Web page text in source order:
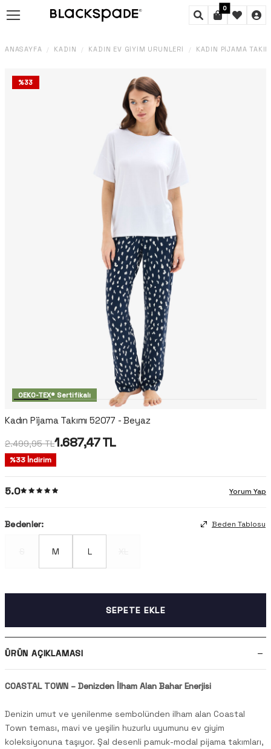
0
ANASAYFA / KADIN / KADIN EV GIYIM ÜRÜNLERI / KADIN PIJAMA
%33
OEKO-TEX® Sertifikalı
Kadın Pijama Takımı 52077 - Beyaz
2.499,95TL1.687,47TL
%33İndirim
5.0 Yorum Yap
Bedenler: Beden Tablosu
M L
SEPETE EKLE
ÜRÜN AÇIKLAMASI
COASTAL TOWN – Denizden İlham Alan Bahar Enerjisi
Denizin umut ve yenilenme sembolünden ilham alan Coastal
Town teması, mavi ve yeşilin huzurlu uyumunu ev giyim
koleksiyonuna taşıyor. Şal desenli pamuk-modal pijama takımları,